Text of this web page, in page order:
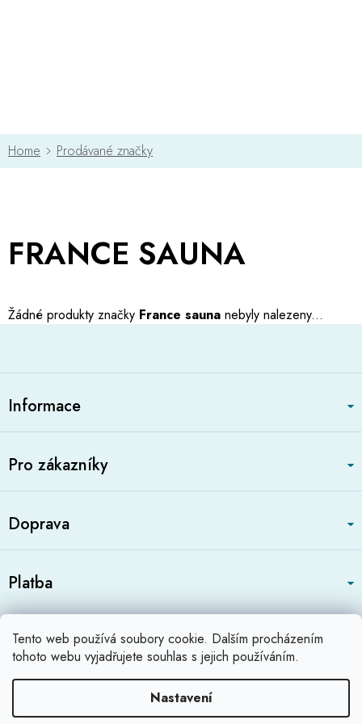
Tento web používá soubory cookie. Dalším procházením
tohoto webu vyjadřujete souhlas s jejich používáním.
Nastavení
Prodávané značky
FRANCE SAUNA
Žádné produkty značky France sauna nebyly nalezeny...
Z
a
Informace
Pro zákazníky
Doprava
Platba
Zboží.cz Heureka.cz
Profikatalog.cz
Shoops.cz
Vytvořil Shoptet